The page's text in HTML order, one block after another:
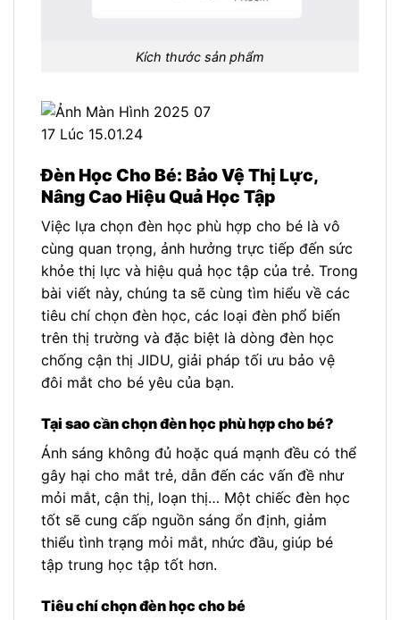
Kích thước sản phẩm
Đèn Học Cho Bé: Bảo Vệ Thị Lực,
Nâng Cao Hiệu Quả Học Tập
Việc lựa chọn đèn học phù hợp cho bé là vô
cùng quan trọng, ảnh hưởng trực tiếp đến sức
khỏe thị lực và hiệu quả học tập của trẻ. Trong
bài viết này, chúng ta sẽ cùng tìm hiểu về các
tiêu chí chọn đèn học, các loại đèn phổ biến
trên thị trường và đặc biệt là dòng đèn học
chống cận thị JIDU, giải pháp tối ưu bảo vệ
đôi mắt cho bé yêu của bạn.
Tại sao cần chọn đèn học phù hợp cho bé?
Ánh sáng không đủ hoặc quá mạnh đều có thể
gây hại cho mắt trẻ, dẫn đến các vấn đề như
mỏi mắt, cận thị, loạn thị… Một chiếc đèn học
tốt sẽ cung cấp nguồn sáng ổn định, giảm
thiểu tình trạng mỏi mắt, nhức đầu, giúp bé
tập trung học tập tốt hơn.
Tiêu chí chọn đèn học cho bé